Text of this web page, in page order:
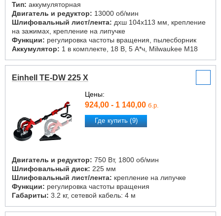
Тип: аккумуляторная
Двигатель и редуктор: 13000 об/мин
Шлифовальный лист/лента: дxш 104x113 мм, крепление
на зажимах, крепление на липучке
Функции: регулировка частоты вращения, пылесборник
Аккумулятор: 1 в комплекте, 18 В, 5 А*ч, Milwaukee M18
Einhell TE-DW 225 X
Цены:
924,00 - 1 140,00 б.р.
Где купить (9)
Двигатель и редуктор: 750 Вт, 1800 об/мин
Шлифовальный диск: 225 мм
Шлифовальный лист/лента: крепление на липучке
Функции: регулировка частоты вращения
Габариты: 3.2 кг, сетевой кабель: 4 м